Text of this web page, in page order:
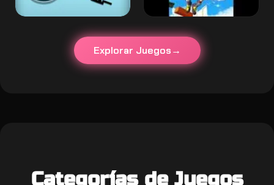
Explorar Juegos
Categorías de Juegos